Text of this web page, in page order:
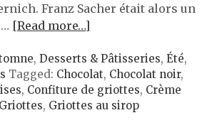
Franz Sacher était alors un
[Read more…]
,Desserts & Pâtisseries,Été,
Tagged: Chocolat, Chocolat noir,
, Confiture de griottes, Crème
Griottes, Griottes au sirop